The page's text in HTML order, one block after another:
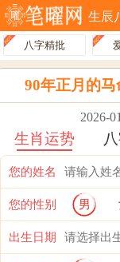
生辰
八字精批
90年正月的
2026-
生肖运势
您的姓名
您的性别 男
出生日期